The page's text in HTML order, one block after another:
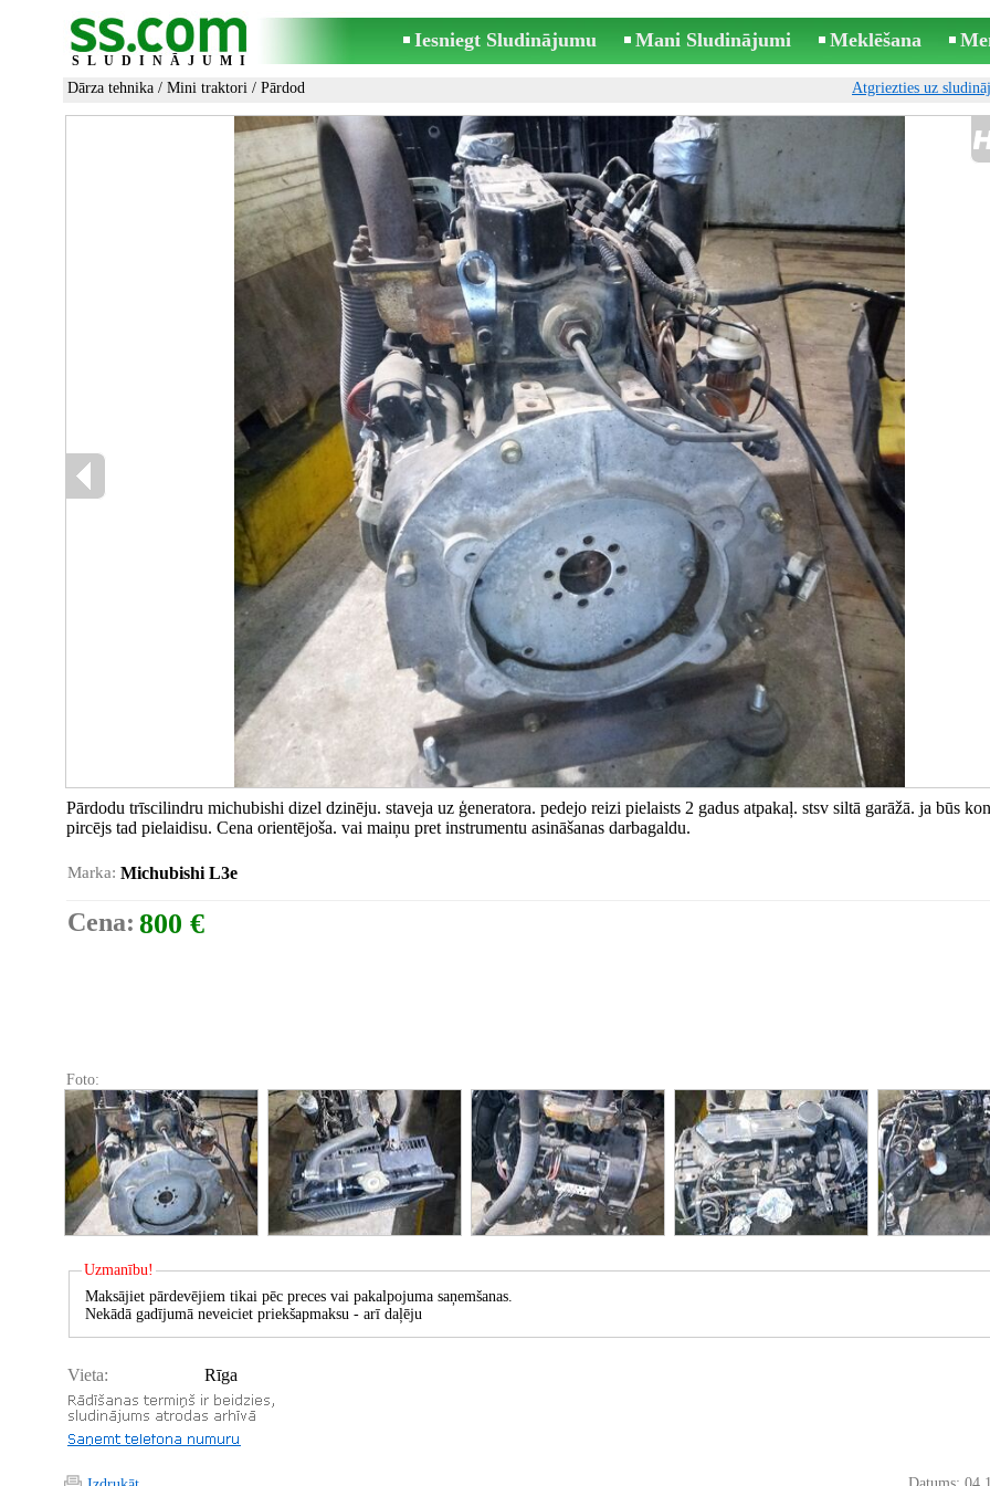
SLUDINĀJUMI
Iesniegt Sludinājumu Mani Sludinājumi Meklēšana
Dārza tehnika / Mini traktori / Pārdod Atgriezties uz
Pārdodu trīscilindru michubishi dizel dzinēju. staveja uz ģeneratora. pedejo reizi pielaists 2 gadus atpakaļ. stsv siltā garāžā. ja būs
pircējs tad pielaidisu. Cena orientējoša. vai maiņu pret instrumentu asināšanas darbagaldu.
Marka: Michubishi L3e
Cena: 800 €
Foto:
Uzmanību!
Maksājiet pārdevējiem tikai pēc preces vai pakalpojuma saņemšanas.
Nekādā gadījumā neveiciet priekšapmaksu - arī daļēju
Vieta: Rīga